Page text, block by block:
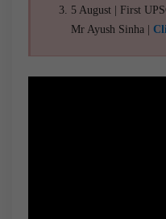
5 August | First
Mr Ayush Sinha |